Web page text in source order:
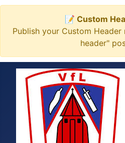
📝 Custom
Publish your Custom
header"